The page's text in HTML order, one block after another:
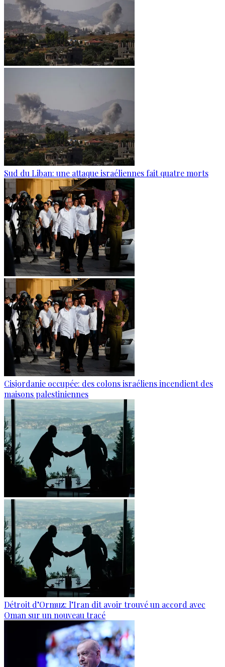
Sud du Liban: une attaque israéliennes fait quatre morts
Cisjordanie occupée: des colons israéliens incendient des
maisons palestiniennes
Détroit d’Ormuz: l’Iran dit avoir trouvé un accord avec
Oman sur un nouveau tracé